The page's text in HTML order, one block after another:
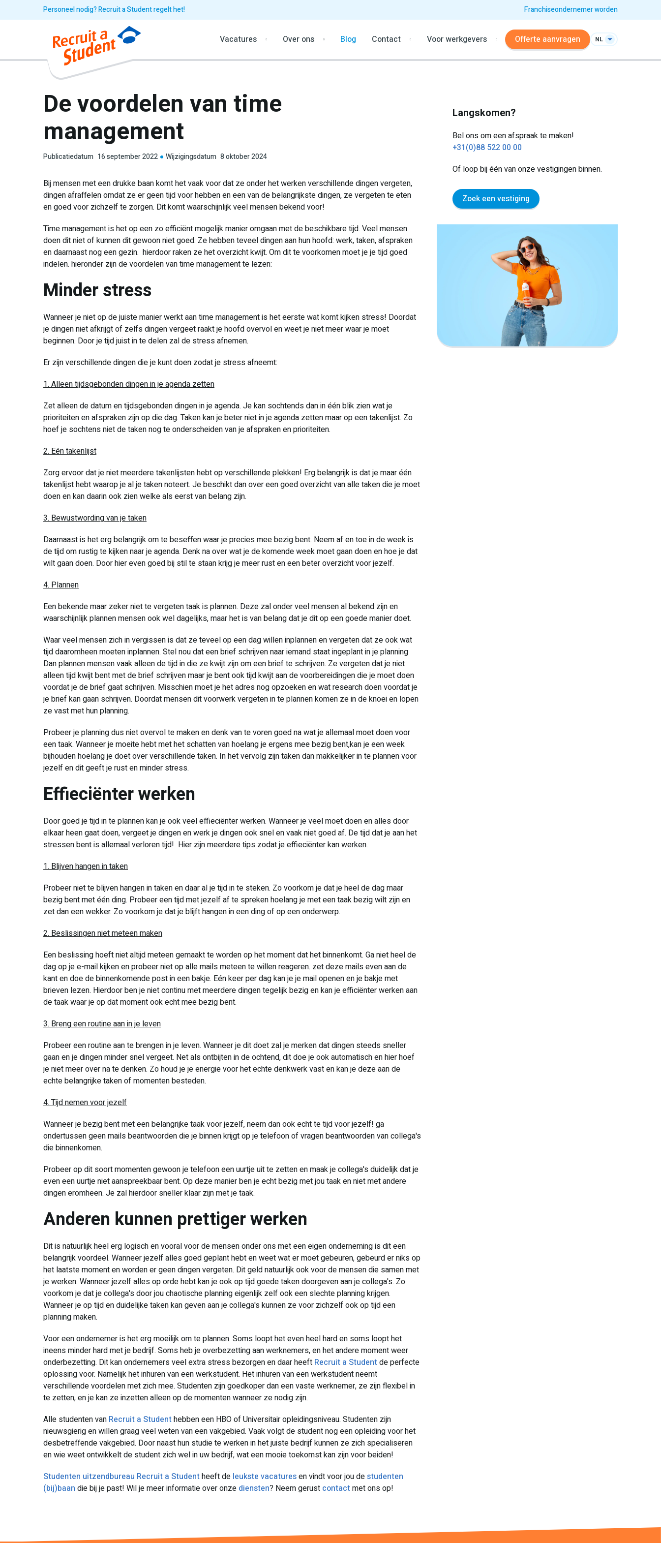
Personeel nodig? Recruit a Student regelt het! Franchiseondernemer worden
Vacatures Over ons Blog Contact Voor werkgevers Offerte aanvragen NL
De voordelen van time
management
Publicatiedatum 16 september 2022 Wijzigingsdatum 8 oktober 2024
Bij mensen met een drukke baan komt het vaak voor dat ze onder het werken verschillende dingen vergeten,
dingen afraffelen omdat ze er geen tijd voor hebben en een van de belangrijkste dingen, ze vergeten te eten
en goed voor zichzelf te zorgen. Dit komt waarschijnlijk veel mensen bekend voor!
Time management is het op een zo efficiënt mogelijk manier omgaan met de beschikbare tijd. Veel mensen
doen dit niet of kunnen dit gewoon niet goed. Ze hebben teveel dingen aan hun hoofd: werk, taken, afspraken
en daarnaast nog een gezin. hierdoor raken ze het overzicht kwijt. Om dit te voorkomen moet je je tijd goed
indelen. hieronder zijn de voordelen van time management te lezen:
Minder stress
Wanneer je niet op de juiste manier werkt aan time management is het eerste wat komt kijken stress! Doordat
je dingen niet afkrijgt of zelfs dingen vergeet raakt je hoofd overvol en weet je niet meer waar je moet
beginnen. Door je tijd juist in te delen zal de stress afnemen.
Er zijn verschillende dingen die je kunt doen zodat je stress afneemt:
1. Alleen tijdsgebonden dingen in je agenda zetten
Zet alleen de datum en tijdsgebonden dingen in je agenda. Je kan sochtends dan in één blik zien wat je
prioriteiten en afspraken zijn op die dag. Taken kan je beter niet in je agenda zetten maar op een takenlijst. Zo
hoef je sochtens niet de taken nog te onderscheiden van je afspraken en prioriteiten.
2. Eén takenlijst
Zorg ervoor dat je niet meerdere takenlijsten hebt op verschillende plekken! Erg belangrijk is dat je maar één
takenlijst hebt waarop je al je taken noteert. Je beschikt dan over een goed overzicht van alle taken die je moet
doen en kan daarin ook zien welke als eerst van belang zijn.
3. Bewustwording van je taken
Daarnaast is het erg belangrijk om te beseffen waar je precies mee bezig bent. Neem af en toe in de week is
de tijd om rustig te kijken naar je agenda. Denk na over wat je de komende week moet gaan doen en hoe je dat
wilt gaan doen. Door hier even goed bij stil te staan krijg je meer rust en een beter overzicht voor jezelf.
4. Plannen
Een bekende maar zeker niet te vergeten taak is plannen. Deze zal onder veel mensen al bekend zijn en
waarschijnlijk plannen mensen ook wel dagelijks, maar het is van belang dat je dit op een goede manier doet.
Waar veel mensen zich in vergissen is dat ze teveel op een dag willen inplannen en vergeten dat ze ook wat
tijd daaromheen moeten inplannen. Stel nou dat een brief schrijven naar iemand staat ingeplant in je planning
Dan plannen mensen vaak alleen de tijd in die ze kwijt zijn om een brief te schrijven. Ze vergeten dat je niet
alleen tijd kwijt bent met de brief schrijven maar je bent ook tijd kwijt aan de voorbereidingen die je moet doen
voordat je de brief gaat schrijven. Misschien moet je het adres nog opzoeken en wat research doen voordat je
je brief kan gaan schrijven. Doordat mensen dit voorwerk vergeten in te plannen komen ze in de knoei en lopen
ze vast met hun planning.
Probeer je planning dus niet overvol te maken en denk van te voren goed na wat je allemaal moet doen voor
een taak. Wanneer je moeite hebt met het schatten van hoelang je ergens mee bezig bent,kan je een week
bijhouden hoelang je doet over verschillende taken. In het vervolg zijn taken dan makkelijker in te plannen voor
jezelf en dit geeft je rust en minder stress.
Effieciënter werken
Door goed je tijd in te plannen kan je ook veel effieciënter werken. Wanneer je veel moet doen en alles door
elkaar heen gaat doen, vergeet je dingen en werk je dingen ook snel en vaak niet goed af. De tijd dat je aan het
stressen bent is allemaal verloren tijd! Hier zijn meerdere tips zodat je effieciënter kan werken.
1. Blijven hangen in taken
Probeer niet te blijven hangen in taken en daar al je tijd in te steken. Zo voorkom je dat je heel de dag maar
bezig bent met één ding. Probeer een tijd met jezelf af te spreken hoelang je met een taak bezig wilt zijn en
zet dan een wekker. Zo voorkom je dat je blijft hangen in een ding of op een onderwerp.
2. Beslissingen niet meteen maken
Een beslissing hoeft niet altijd meteen gemaakt te worden op het moment dat het binnenkomt. Ga niet heel de
dag op je e-mail kijken en probeer niet op alle mails meteen te willen reageren. zet deze mails even aan de
kant en doe de binnenkomende post in een bakje. Eén keer per dag kan je je mail openen en je bakje met
brieven lezen. Hierdoor ben je niet continu met meerdere dingen tegelijk bezig en kan je efficiënter werken aan
de taak waar je op dat moment ook echt mee bezig bent.
3. Breng een routine aan in je leven
Probeer een routine aan te brengen in je leven. Wanneer je dit doet zal je merken dat dingen steeds sneller
gaan en je dingen minder snel vergeet. Net als ontbijten in de ochtend, dit doe je ook automatisch en hier hoef
je niet meer over na te denken. Zo houd je je energie voor het echte denkwerk vast en kan je deze aan de
echte belangrijke taken of momenten besteden.
4. Tijd nemen voor jezelf
Wanneer je bezig bent met een belangrijke taak voor jezelf, neem dan ook echt te tijd voor jezelf! ga
ondertussen geen mails beantwoorden die je binnen krijgt op je telefoon of vragen beantwoorden van collega's
die binnenkomen.
Probeer op dit soort momenten gewoon je telefoon een uurtje uit te zetten en maak je collega's duidelijk dat je
even een uurtje niet aanspreekbaar bent. Op deze manier ben je echt bezig met jou taak en niet met andere
dingen eromheen. Je zal hierdoor sneller klaar zijn met je taak.
Anderen kunnen prettiger werken
Dit is natuurlijk heel erg logisch en vooral voor de mensen onder ons met een eigen onderneming is dit een
belangrijk voordeel. Wanneer jezelf alles goed geplant hebt en weet wat er moet gebeuren, gebeurd er niks op
het laatste moment en worden er geen dingen vergeten. Dit geld natuurlijk ook voor de mensen die samen met
je werken. Wanneer jezelf alles op orde hebt kan je ook op tijd goede taken doorgeven aan je collega's. Zo
voorkom je dat je collega's door jou chaotische planning eigenlijk zelf ook een slechte planning krijgen.
Wanneer je op tijd en duidelijke taken kan geven aan je collega's kunnen ze voor zichzelf ook op tijd een
planning maken.
Voor een ondernemer is het erg moeilijk om te plannen. Soms loopt het even heel hard en soms loopt het
ineens minder hard met je bedrijf. Soms heb je overbezetting aan werknemers, en het andere moment weer
onderbezetting. Dit kan ondernemers veel extra stress bezorgen en daar heeft Recruit a Studentde perfecte
oplossing voor. Namelijk het inhuren van een werkstudent. Het inhuren van een werkstudent neemt
verschillende voordelen met zich mee. Studenten zijn goedkoper dan een vaste werknemer, ze zijn flexibel in
te zetten, en je kan ze inzetten alleen op de momenten wanneer ze nodig zijn.
Alle studenten van Recruit a Studenthebben een HBO of Universitair opleidingsniveau. Studenten zijn
nieuwsgierig en willen graag veel weten van een vakgebied. Vaak volgt de student nog een opleiding voor het
desbetreffende vakgebied. Door naast hun studie te werken in het juiste bedrijf kunnen ze zich specialiseren
en wie weet ontwikkelt de student zich wel in uw bedrijf, wat een mooie toekomst kan zijn voor beiden!
Studenten uitzendbureau Recruit a Studentheeft de leukste vacaturesen vindt voor jou destudenten
(bij)baan die bij je past! Wil je meer informatie over onze diensten? Neem gerust contactmet ons op!
Langskomen?
Bel ons om een afspraak te maken!
+31(0)88 522 00 00
Of loop bij één van onze vestigingen binnen.
Zoek een vestiging